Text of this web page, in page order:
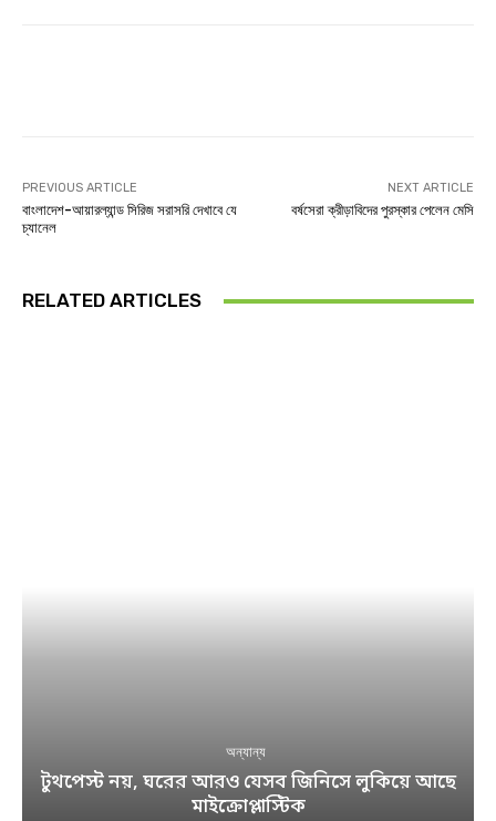
PREVIOUS ARTICLE
বাংলাদেশ-আয়ারল্যান্ড সিরিজ সরাসরি দেখাবে যে
চ্যানেল
NEXT ARTICLE
বর্ষসেরা ক্রীড়াবিদের পুরস্কার পেলেন মেসি
RELATED ARTICLES
অন্যান্য
টুথপেস্ট নয়, ঘরের আরও যেসব জিনিসে লুকিয়ে আছে
মাইক্রোপ্লাস্টিক